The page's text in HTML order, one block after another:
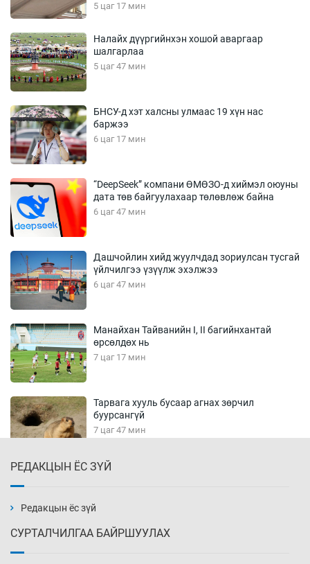
5 цаг 17 мин
Налайх дүүргийнхэн хошой аваргаар
шалгарлаа
5 цаг 47 мин
БНСУ-д хэт халсны улмаас 19 хүн нас
баржээ
6 цаг 17 мин
“DeepSeek” компани ӨМӨЗО-д хиймэл оюуны
дата төв байгуулахаар төлөвлөж байна
6 цаг 47 мин
Дашчойлин хийд жуулчдад зориулсан тусгай
үйлчилгээ үзүүлж эхэлжээ
6 цаг 47 мин
Манайхан Тайванийн I, II багийнхантай
өрсөлдөх нь
7 цаг 17 мин
Тарвага хууль бусаар агнах зөрчил
буурсангүй
7 цаг 47 мин
8 цаг 17 мин
РЕДАКЦЫН ЁС ЗҮЙ
Редакцын ёс зүй
СУРТАЛЧИЛГАА БАЙРШУУЛАХ